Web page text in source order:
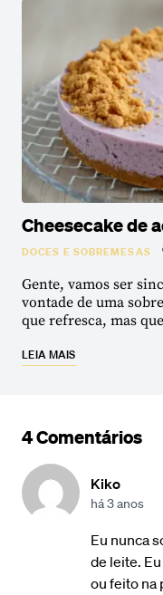
Cheesecake de
DOCES E SOBREMESAS
Gente, vamos ser
vontade de uma
que refresca, mas
LEIA MAIS
4 Comentários
Kiko
há 3 anos
Eu nunca
de leite.
ou feito na